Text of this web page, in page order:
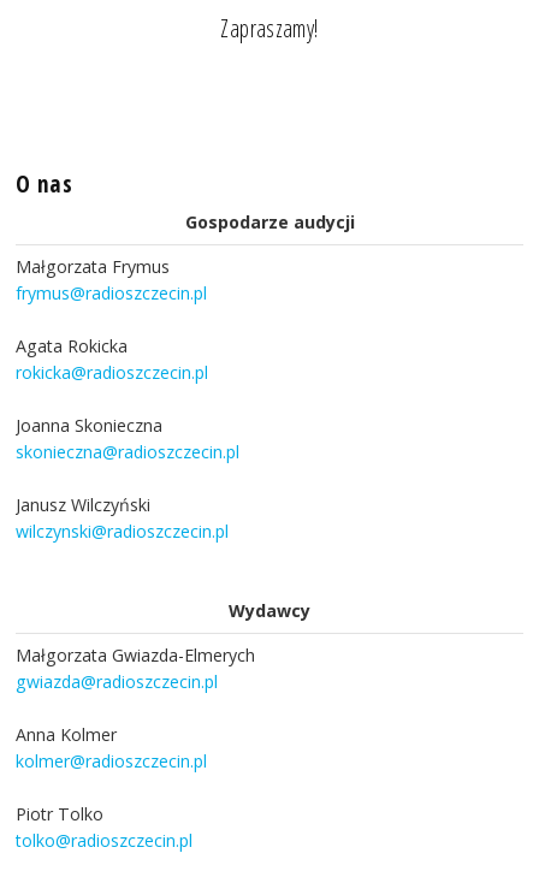
Zapraszamy!
O nas
Gospodarze audycji
Małgorzata Frymus
frymus@radioszczecin.pl
Agata Rokicka
rokicka@radioszczecin.pl
Joanna Skonieczna
skonieczna@radioszczecin.pl
Janusz Wilczyński
wilczynski@radioszczecin.pl
Wydawcy
Małgorzata Gwiazda-Elmerych
gwiazda@radioszczecin.pl
Anna Kolmer
kolmer@radioszczecin.pl
Piotr Tolko
tolko@radioszczecin.pl